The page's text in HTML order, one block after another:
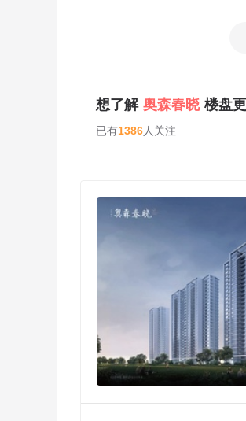
想了解 奥森春晓 楼盘
已有1386人关注